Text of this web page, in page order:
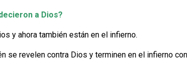
a Dios?
y ahora también están en el infierno.
se revelen contra Dios y terminen en el infierno